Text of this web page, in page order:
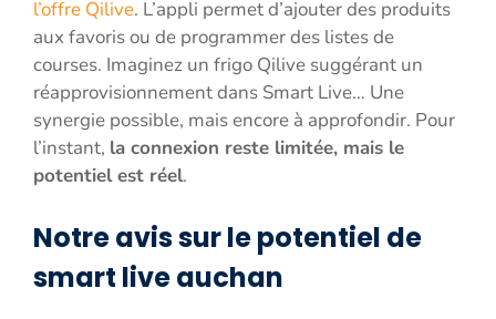
l’offre Qilive. L’appli permet d’ajouter des produits
aux favoris ou de programmer des listes de
courses. Imaginez un frigo Qilive suggérant un
réapprovisionnement dans Smart Live… Une
synergie possible, mais encore à approfondir. Pour
l’instant, la connexion reste limitée, mais le
potentiel est réel.
Notre avis sur le potentiel de
smart live auchan